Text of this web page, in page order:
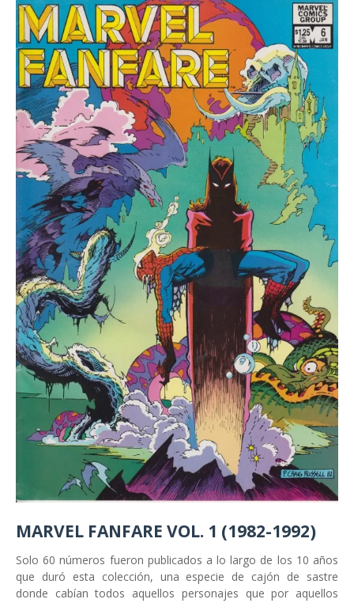
MARVEL FANFARE VOL. 1 (1982-1992)
Solo 60 números fueron publicados a lo largo de los 10 años
que duró esta colección, una especie de cajón de sastre
donde cabían todos aquellos personajes que por aquellos